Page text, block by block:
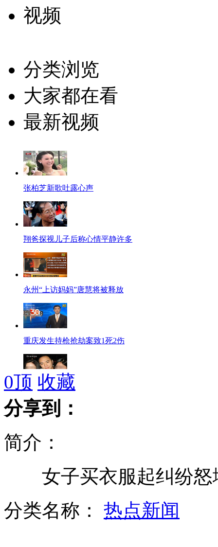
视频
分类浏览
大家都在看
最新视频
张柏芝新歌吐露心声
翔爸探视儿子后称心情平静许多
永州“上访妈妈”唐慧将被释放
重庆发生持枪抢劫案致1死2伤
富少涉嫌迷昏偷拍多名女星名模
浙江一水库垮坝已致10人死亡
0顶 收藏
分享到：
简介：
女子买衣服起纠纷怒
分类名称： 热点新闻